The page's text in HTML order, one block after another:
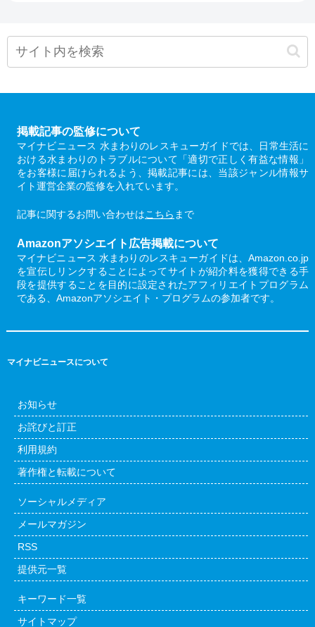
掲載記事の監修について
マイナビニュース 水まわりのレスキューガイドでは、日常生活に
おける水まわりのトラブルについて「適切で正しく有益な情報」
をお客様に届けられるよう、掲載記事には、当該ジャンル情報サ
イト運営企業の監修を入れています。
記事に関するお問い合わせはこちら まで
Amazonアソシエイト広告掲載について
マイナビニュース 水まわりのレスキューガイドは、Amazon.co.jp
を宣伝しリンクすることによってサイトが紹介料を獲得できる手
段を提供することを目的に設定されたアフィリエイトプログラム
である、Amazonアソシエイト・プログラムの参加者です。
マイナビニュースについて
お知らせ
お詫びと訂正
利用規約
著作権と転載について
ソーシャルメディア
メールマガジン
RSS
提供元一覧
キーワード一覧
サイトマップ